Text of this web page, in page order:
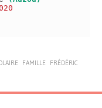
FAMILLE
FRÉDÉRIC